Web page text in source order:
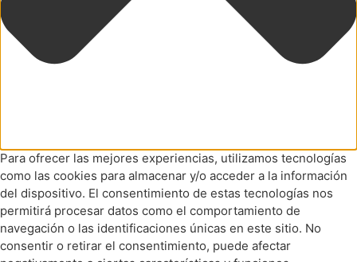
Para ofrecer las mejores experiencias, utilizamos tecnologías
como las cookies para almacenar y/o acceder a la información
del dispositivo. El consentimiento de estas tecnologías nos
permitirá procesar datos como el comportamiento de
navegación o las identificaciones únicas en este sitio. No
consentir o retirar el consentimiento, puede afectar